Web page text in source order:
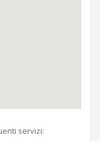
servizi: